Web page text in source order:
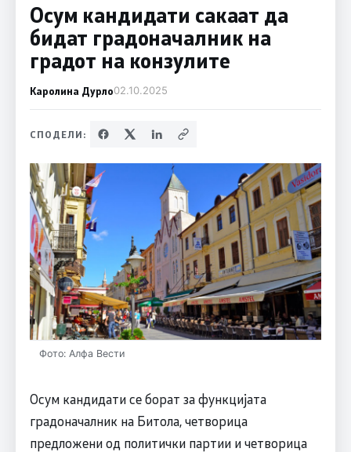
Осум кандидати сакаат да
бидат градоначалник на
градот на конзулите
Каролина Дурло02.10.2025
СПОДЕЛИ:
Фото: Алфа Вести
Осум кандидати се борат за функцијата
градоначалник на Битола, четворица
предложени од политички партии и четворица